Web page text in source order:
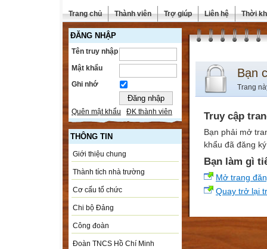
Trang chủ Thành viên Trợ giúp Liên hệ Thời
ĐĂNG NHẬP
Tên truy nhập
Mật khẩu
Ghi nhớ
Quên mật khẩu ĐK thành viên
THÔNG TIN
Giới thiệu chung
Thành tích nhà trường
Cơ cấu tổ chức
Chi bộ Đảng
Công đoàn
Đoàn TNCS Hồ Chí Minh
Bạn
Trang
Truy cập
Bạn phải mở
khẩu đã đăng
Bạn làm gì
Mở trang
Quay trở lại